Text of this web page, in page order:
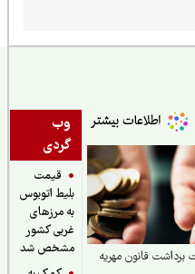
وب
گردی
قیمت
بلیط اتوبوس
به مرزهای
غربی کشور
مشخص شد
قانون مهریه